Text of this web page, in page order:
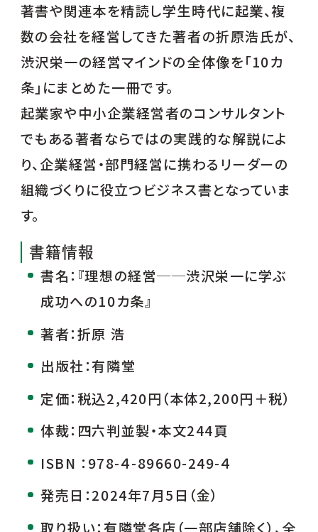
著書や関連本を精読し学生時代に起業、複
数の会社を経営してきた著者の折原浩氏が、
渋沢栄一の経営マインドの全体像を「10カ
条」にまとめた一冊です。
起業家や中小企業経営者のコンサルタント
でもある著者ならではの実践的な解説によ
り、企業経営・部門経営に携わるリーダーの
組織づくりに役立つビジネス書となっていま
す。
書籍情報
書名：『理想の経営──渋沢栄一に学ぶ
成功への10カ条』
著者：折原 浩
出版社：有隣堂
定価：税込2,420円（本体2,200円＋税）
体裁：四六判並製・本文244頁
ISBN ：978-４-89660-249-４
発売日：2024年7月5日（金）
取り扱い：有隣堂各店（一部店舗除く）、全